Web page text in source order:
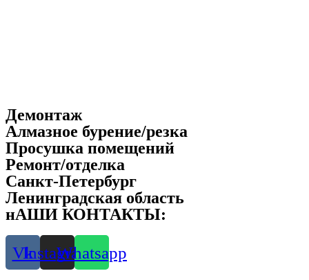
Демонтаж
Алмазное бурение/резка
Просушка помещений
Ремонт/отделка
Санкт-Петербург
Ленинградская область
нАШИ КОНТАКТЫ:
VkInstagramWhatsapp